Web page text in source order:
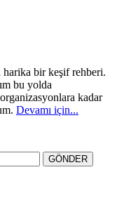
bir keşif rehberi.
bu yolda
kadar
Devamı için...